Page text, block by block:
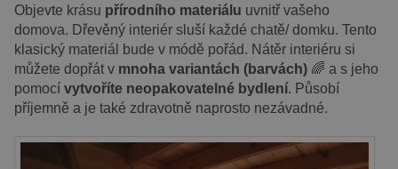
Objevte krásu přírodního materiálu uvnitř vašeho
domova. Dřevěný interiér sluší každé chatě/ domku. Tento
klasický materiál bude v módě pořád. Nátěr interiéru si
můžete dopřát v mnoha variantách (barvách) 🌈 a s jeho
pomocí vytvoříte neopakovatelné bydlení. Působí
příjemně a je také zdravotně naprosto nezávadné.